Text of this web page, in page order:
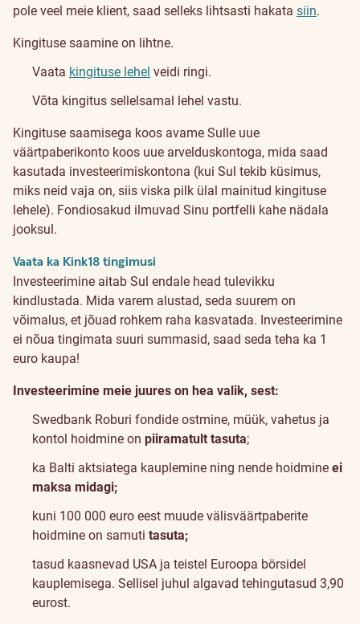
pole veel meie klient, saad selleks lihtsasti hakata siin.
Kingituse saamine on lihtne.
Vaata kingituse lehel veidi ringi.
Võta kingitus sellelsamal lehel vastu.
Kingituse saamisega koos avame Sulle uue
väärtpaberikonto koos uue arvelduskontoga, mida saad
kasutada investeerimiskontona (kui Sul tekib küsimus,
miks neid vaja on, siis viska pilk ülal mainitud kingituse
lehele). Fondiosakud ilmuvad Sinu portfelli kahe nädala
jooksul.
Vaata ka Kink18 tingimusi
Investeerimine aitab Sul endale head tulevikku
kindlustada. Mida varem alustad, seda suurem on
võimalus, et jõuad rohkem raha kasvatada. Investeerimine
ei nõua tingimata suuri summasid, saad seda teha ka 1
euro kaupa!
Investeerimine meie juures on hea valik, sest:
Swedbank Roburi fondide ostmine, müük, vahetus ja
kontol hoidmine on piiramatult tasuta;
ka Balti aktsiatega kauplemine ning nende hoidmine ei
maksa midagi;
kuni 100 000 euro eest muude välisväärtpaberite
hoidmine on samuti tasuta;
tasud kaasnevad USA ja teistel Euroopa börsidel
kauplemisega. Sellisel juhul algavad tehingutasud 3,90
eurost.